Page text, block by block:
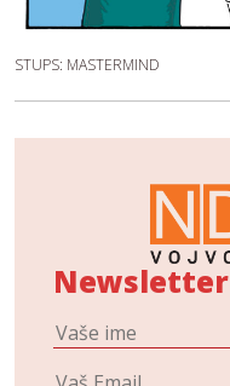
STUPS: MASTERMIND
Newsletter